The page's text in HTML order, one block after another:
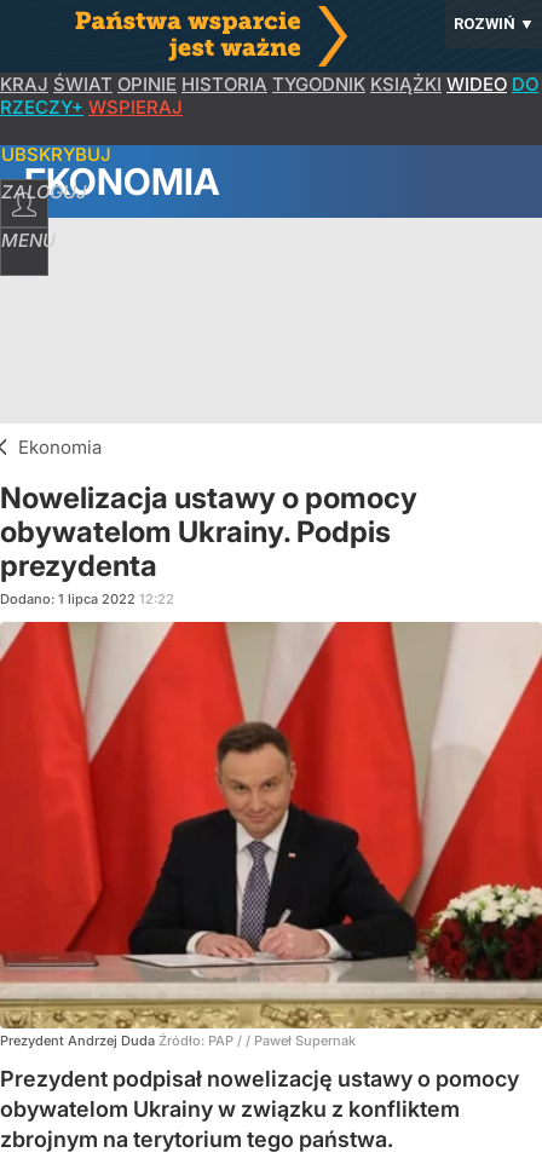
ROZWIŃ ▼
KRAJ ŚWIAT OPINIE HISTORIA TYGODNIK KSIĄŻKI WIDEO DO
RZECZY+ WSPIERAJ
ZALOGUJ
MENU
EKONOMIA
Ekonomia
Nowelizacja ustawy o pomocy
obywatelom Ukrainy. Podpis
prezydenta
Dodano: 1 lipca 2022 12:22
Prezydent Andrzej Duda Źródło: PAP / / Paweł Supernak
Prezydent podpisał nowelizację ustawy o pomocy
obywatelom Ukrainy w związku z konfliktem
zbrojnym na terytorium tego państwa.